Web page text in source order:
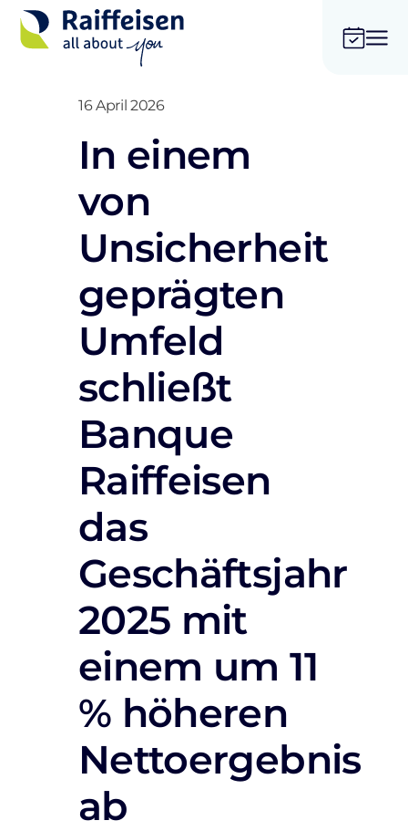
16 April 2026
In einem
von
Unsicherheit
geprägten
Umfeld
schließt
Banque
Raiffeisen
das
Geschäftsjahr
2025 mit
einem um 11
% höheren
Nettoergebnis
ab